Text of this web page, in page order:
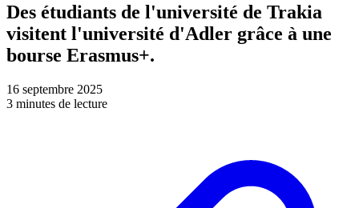
Des étudiants de l'université de Trakia
visitent l'université d'Adler grâce à une
bourse Erasmus+.
16 septembre 2025
3 minutes de lecture